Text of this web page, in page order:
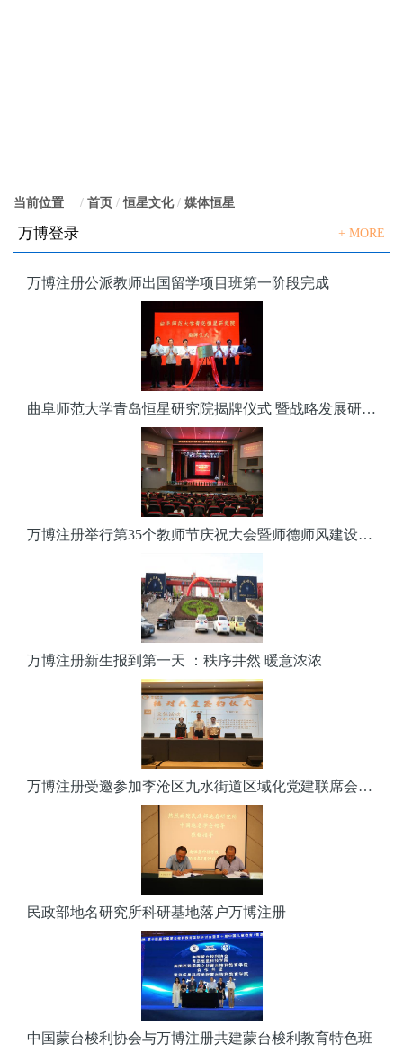
当前位置 首页 恒星文化 媒体恒星
万博登录 + MORE
万博注册公派教师出国留学项目班第一阶段完成
曲阜师范大学青岛恒星研究院揭牌仪式 暨战略发展研讨会隆重举行
万博注册举行第35个教师节庆祝大会暨师德师风建设长效活动开幕仪式
万博注册新生报到第一天 ：秩序井然 暖意浓浓
万博注册受邀参加李沧区九水街道区域化党建联席会并签订共建协议书
民政部地名研究所科研基地落户万博注册
中国蒙台梭利协会与万博注册共建蒙台梭利教育特色班